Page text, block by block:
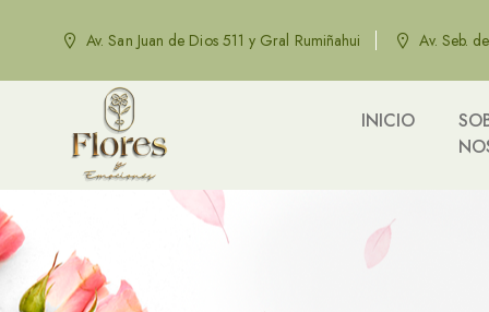
Av. San Juan de Dios 511 y Gral Rumiñahui Av. Seb.
INICIO